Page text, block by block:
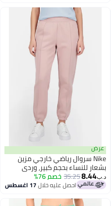
عرض
Nike سروال رياضي خارجي مزين
بشعار للنساء بحجم كبير، وردي
د.ب‏8.44
35.25خصم 76%
احصل عليه خلال17 اغسطس